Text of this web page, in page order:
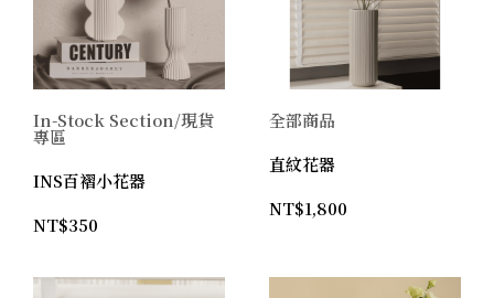
In-Stock Section/現貨
專區
INS百褶小花器
NT$350
全部商品
直紋花器
NT$1,800